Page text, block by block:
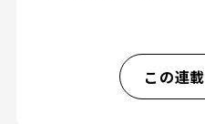
この連